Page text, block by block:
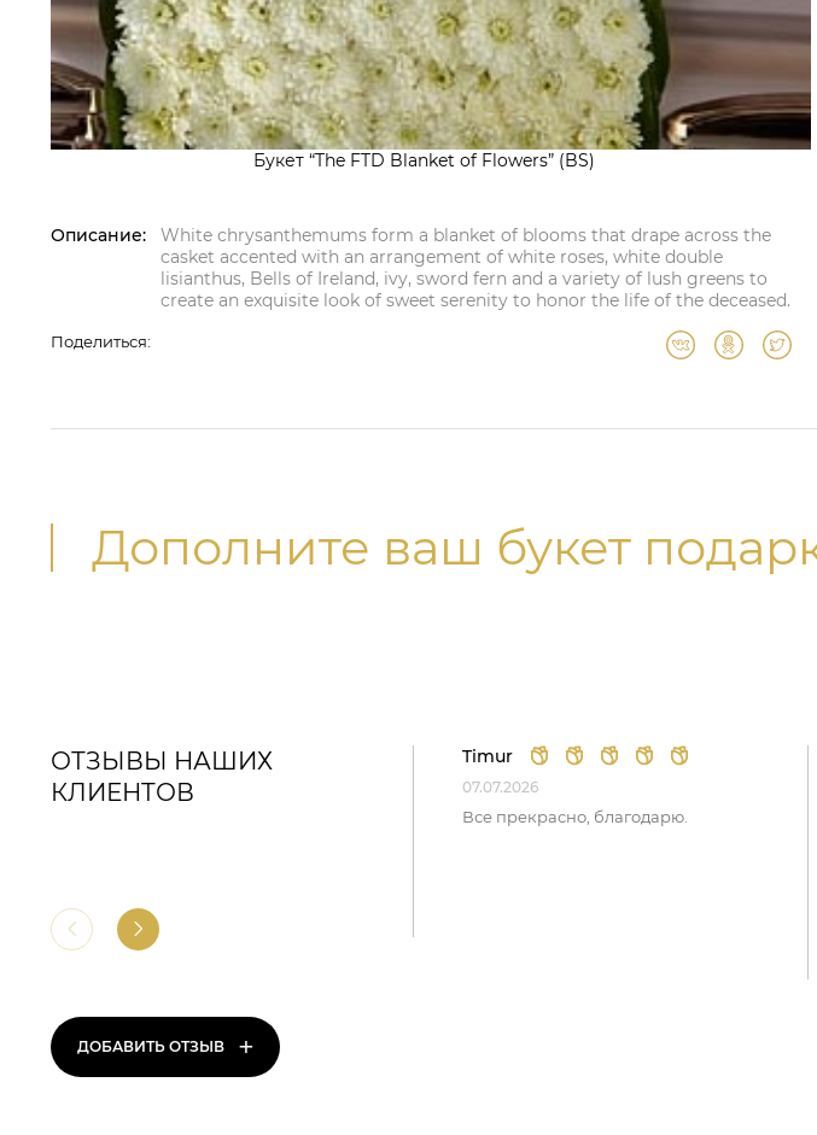
Букет “The FTD Blanket of Flowers” (BS)
Описание:
White chrysanthemums form a blanket of blooms that drape across the
casket accented with an arrangement of white roses, white double
lisianthus, Bells of Ireland, ivy, sword fern and a variety of lush greens to
create an exquisite look of sweet serenity to honor the life of the deceased.
Поделиться:
Дополните ваш букет
ОТЗЫВЫ НАШИХ
КЛИЕНТОВ
ДОБАВИТЬ ОТЗЫВ +
Timur
07.07.2026
Все прекрасно, благодарю.